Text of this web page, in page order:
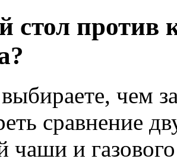
стол против
чем
сравнение
чаши и